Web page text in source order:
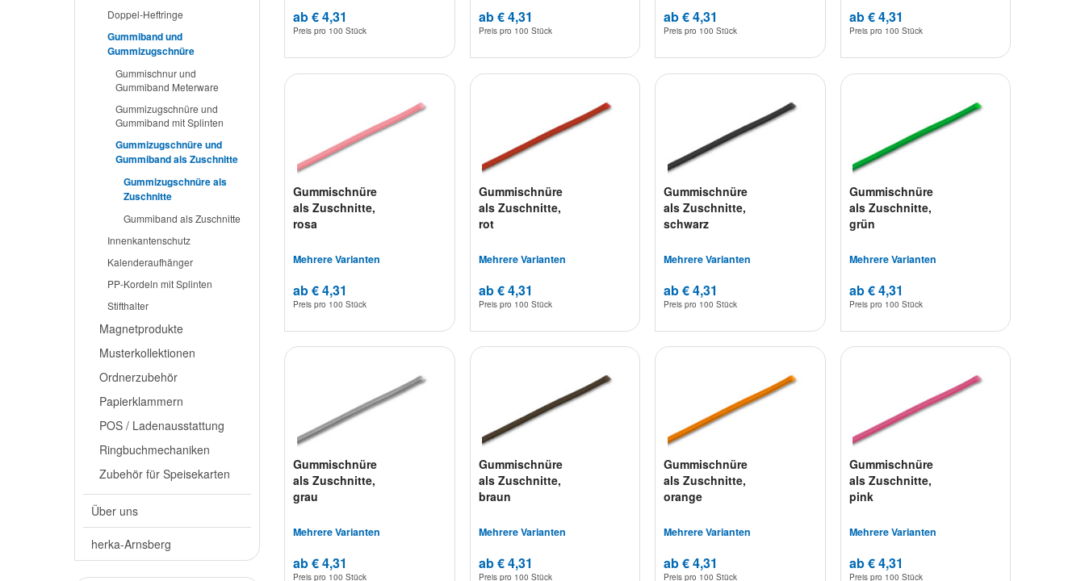
Doppel-Heftringe
Gummiband und
Gummizugschnüre
Gummischnur und
Gummiband Meterware
Gummizugschnüre und
Gummiband mit Splinten
Gummizugschnüre und
Gummiband als Zuschnitte
Gummizugschnüre als
Zuschnitte
Gummiband als Zuschnitte
Innenkantenschutz
Kalenderaufhänger
PP-Kordeln mit Splinten
Stifthalter
Magnetprodukte
Musterkollektionen
Ordnerzubehör
Papierklammern
POS / Ladenausstattung
Ringbuchmechaniken
Zubehör für Speisekarten
Über uns
herka-Arnsberg
ab € 4,31
Preis pro 100 Stück
ab € 4,31
Preis pro 100 Stück
ab € 4,31
Preis pro 100 Stück
ab € 4,31
Preis pro 100 Stück
Gummischnüre
als Zuschnitte,
rosa
Mehrere Varianten
ab € 4,31
Preis pro 100 Stück
Gummischnüre
als Zuschnitte,
rot
Mehrere Varianten
ab € 4,31
Preis pro 100 Stück
Gummischnüre
als Zuschnitte,
schwarz
Mehrere Varianten
ab € 4,31
Preis pro 100 Stück
Gummischnüre
als Zuschnitte,
grün
Mehrere Varianten
ab € 4,31
Preis pro 100 Stück
Gummischnüre
als Zuschnitte,
grau
Mehrere Varianten
ab € 4,31
Preis pro 100 Stück
Gummischnüre
als Zuschnitte,
braun
Mehrere Varianten
ab € 4,31
Preis pro 100 Stück
Gummischnüre
als Zuschnitte,
orange
Mehrere Varianten
ab € 4,31
Preis pro 100 Stück
Gummischnüre
als Zuschnitte,
pink
Mehrere Varianten
ab € 4,31
Preis pro 100 Stück